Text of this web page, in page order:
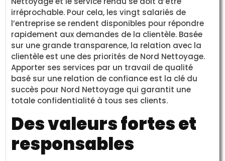
irréprochable. Pour cela, les vingt salariés de
l’entreprise se rendent disponibles pour répondre
rapidement aux demandes de la clientèle. Basée
sur une grande transparence, la relation avec la
clientèle est une des priorités de Nord Nettoyage.
Apporter ses services par un travail de qualité
basé sur une relation de confiance est la clé du
succès pour Nord Nettoyage qui garantit une
totale confidentialité à tous ses clients.
Des valeurs fortes et
responsables